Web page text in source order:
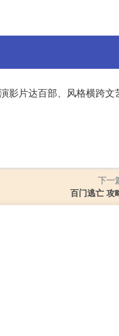
影片达百部、风格横跨文
下一
百门逃亡 攻